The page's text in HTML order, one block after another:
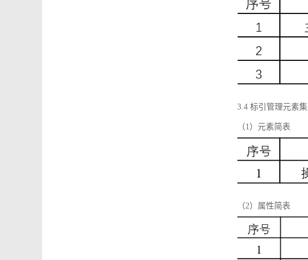
3.4 标引管理元素集
（1）元素简表
（2）属性简表